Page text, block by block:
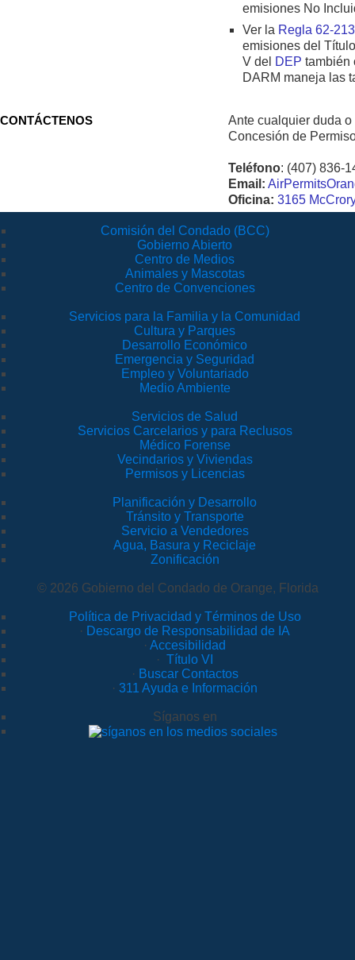
emisiones No
Ver la Regla 62-
emisiones del
V del DEP también
DARM maneja las
CONTÁCTENOS
Ante cualquier duda
Concesión de
Teléfono: (407) 836-
Email:
Oficina: 3165
Comisión del Condado (BCC)
Gobierno Abierto
Centro de Medios
Animales y Mascotas
Centro de Convenciones
Servicios para la Familia y la Comunidad
Cultura y Parques
Desarrollo Económico
Emergencia y Seguridad
Empleo y Voluntariado
Medio Ambiente
Servicios de Salud
Servicios Carcelarios y para Reclusos
Médico Forense
Vecindarios y Viviendas
Permisos y Licencias
Planificación y Desarrollo
Tránsito y Transporte
Servicio a Vendedores
Agua, Basura y Reciclaje
Zonificación
© 2026 Gobierno del Condado de Orange, Florida
Política de Privacidad y Términos de Uso
· Descargo de Responsabilidad de IA
· Accesibilidad
· Título VI
· Buscar Contactos
· 311 Ayuda e Información
Síganos en